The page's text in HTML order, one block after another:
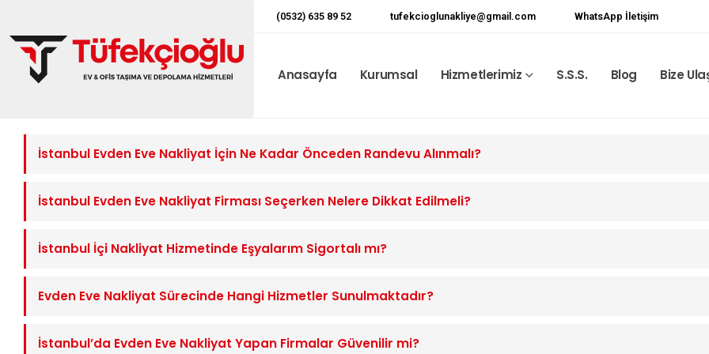
(0532) 635 89 52 tufekcioglunakliye@gmail.com WhatsApp İletişim
Anasayfa Kurumsal Hizmetlerimiz S.S.S. Blog Bize
İstanbul Evden Eve Nakliyat İçin Ne Kadar Önceden Randevu Alınmalı?
İstanbul Evden Eve Nakliyat Firması Seçerken Nelere Dikkat Edilmeli?
İstanbul İçi Nakliyat Hizmetinde Eşyalarım Sigortalı mı?
Evden Eve Nakliyat Sürecinde Hangi Hizmetler Sunulmaktadır?
İstanbul’da Evden Eve Nakliyat Yapan Firmalar Güvenilir mi?